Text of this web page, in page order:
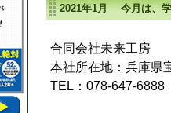
2021年1月 今月は、学
合同会社未来工房
本社所在地：兵庫県
TEL：078-647-6888